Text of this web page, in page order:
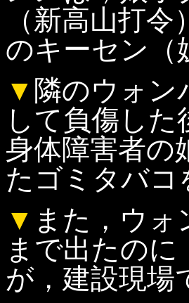
（新高山打
のキーセン（
▼ 隣のウォン
して負傷し
身体障害者の
たゴミタバコ
▼ また，ウ
まで出たの
が，建設現場